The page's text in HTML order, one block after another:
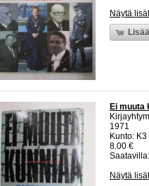
Näytä
Ei muuta
1971
Kunto:
8.00 €
Näytä